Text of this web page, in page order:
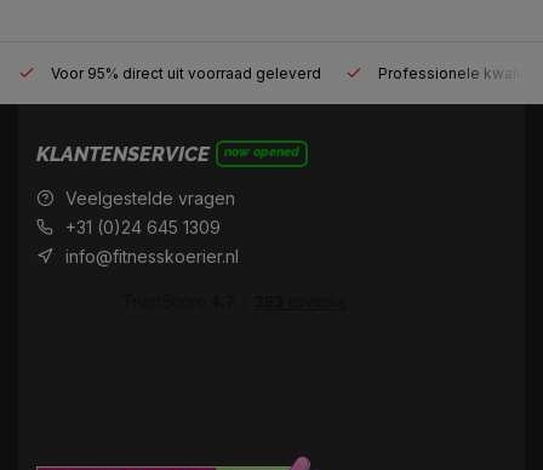
Voor 95% direct uit voorraad geleverd Professionele
KLANTENSERVICE now opened
Veelgestelde vragen
+31 (0)24 645 1309
info@fitnesskoerier.nl